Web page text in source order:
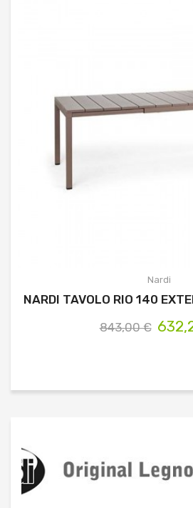
Nardi
NARDI TAVOLO RIO 140
843,00 €